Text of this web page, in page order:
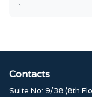
Contacts
Suite No: 9/38 (8th